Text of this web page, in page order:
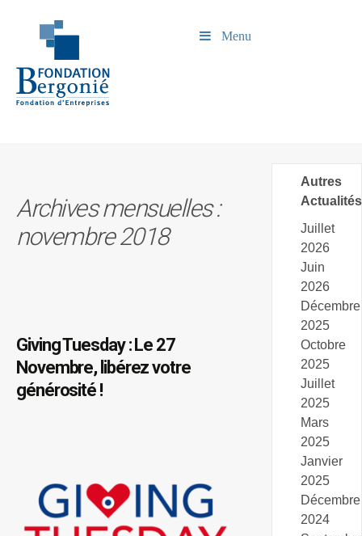
Menu
Archives mensuelles :
novembre 2018
Giving Tuesday : Le 27
Novembre, libérez votre
générosité !
Autres
Actualités
Juillet
2026
Juin
2026
Décembre
2025
Octobre
2025
Juillet
2025
Mars
2025
Janvier
2025
Décembre
2024